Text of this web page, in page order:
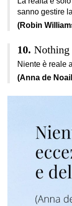
sanno gestire
(Robin
Nothing
Niente è reale
(Anna de